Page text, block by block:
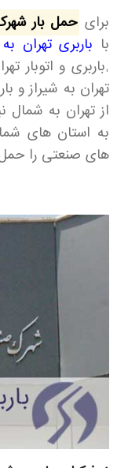
برای حمل بار
با باربری تهران
,باربری و اتوبار
تهران به شیراز و
از تهران به شمال
به استان های
های صنعتی را